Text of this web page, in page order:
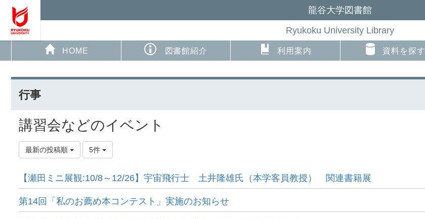
龍谷大学図書館
Ryukoku University Library
HOME 図書館紹介 利用案内 資料を探す
行事
講習会などのイベント
最新の投稿順 5件
【瀬田ミニ展観:10/8～12/26】宇宙飛行士 土井隆雄氏（本学客員教授） 関連書籍展
第14回「私のお薦め本コンテスト」実施のお知らせ